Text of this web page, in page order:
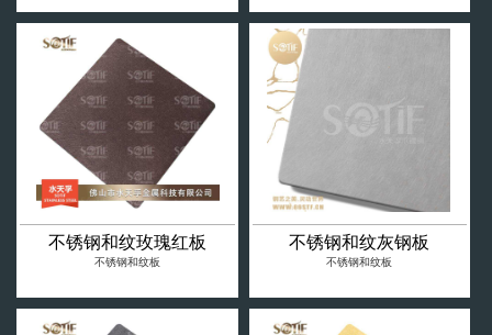
不锈钢和纹玫瑰红板
不锈钢和纹板
不锈钢和纹灰钢板
不锈钢和纹板